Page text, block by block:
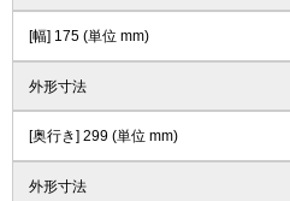
[幅] 175 (単位 mm)
外形寸法
[奥行き] 299 (単位 mm)
外形寸法